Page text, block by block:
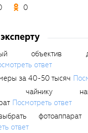
0
ответ
за 40-50 тысяч
чайнику
Посмотреть ответ
ответ